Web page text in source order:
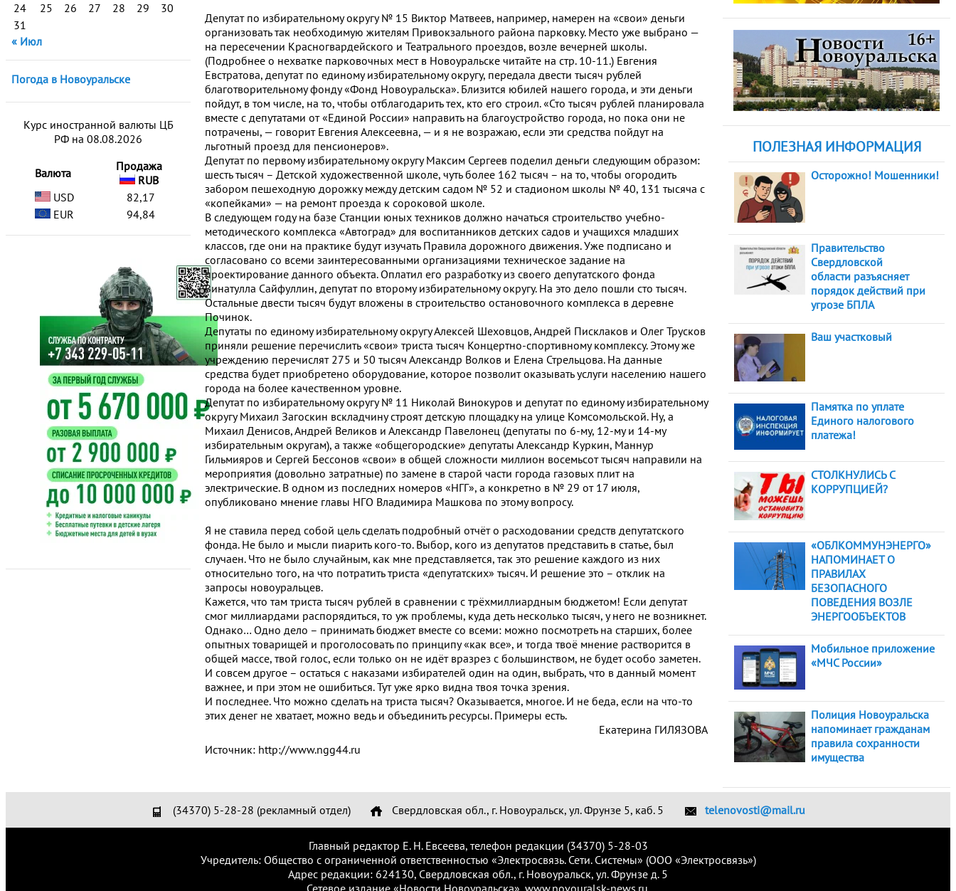
24
25 26 27 28 29
30
31
« Июл
Погода в Новоуральске
Курс иностранной валюты ЦБ
РФ на 08.08.2026
Валюта
Продажа
RUB
USD
82,17
EUR
94,84
Депутат по избирательному округу № 15 Виктор Матвеев, например, намерен на «свои» деньги
организовать так необходимую жителям Привокзального района парковку. Место уже выбрано —
на пересечении Красногвардейского и Театрального проездов, возле вечерней школы.
(Подробнее о нехватке парковочных мест в Новоуральске читайте на стр. 10-11.) Евгения
Евстратова, депутат по единому избирательному округу, передала двести тысяч рублей
благотворительному фонду «Фонд Новоуральска». Близится юбилей нашего города, и эти деньги
пойдут, в том числе, на то, чтобы отблагодарить тех, кто его строил. «Сто тысяч рублей планировала
вместе с депутатами от «Единой России» направить на благоустройство города, но пока они не
потрачены, — говорит Евгения Алексеевна, — и я не возражаю, если эти средства пойдут на
льготный проезд для пенсионеров».
Депутат по первому избирательному округу Максим Сергеев поделил деньги следующим образом:
шесть тысяч – Детской художественной школе, чуть более 162 тысяч – на то, чтобы огородить
забором пешеходную дорожку между детским садом № 52 и стадионом школы № 40, 131 тысяча с
«копейками» — на ремонт проезда к сороковой школе.
В следующем году на базе Станции юных техников должно начаться строительство учебно-
методического комплекса «Автоград» для воспитанников детских садов и учащихся младших
классов, где они на практике будут изучать Правила дорожного движения. Уже подписано и
согласовано со всеми заинтересованными организациями техническое задание на
проектирование данного объекта. Оплатил его разработку из своего депутатского фонда
Зинатулла Сайфуллин, депутат по второму избирательному округу. На это дело пошли сто тысяч.
Остальные двести тысяч будут вложены в строительство остановочного комплекса в деревне
Починок.
Депутаты по единому избирательному округу Алексей Шеховцов, Андрей Писклаков и Олег Трусков
приняли решение перечислить «свои» триста тысяч Концертно-спортивному комплексу. Этому же
учреждению перечислят 275 и 50 тысяч Александр Волков и Елена Стрельцова. На данные
средства будет приобретено оборудование, которое позволит оказывать услуги населению нашего
города на более качественном уровне.
Депутат по избирательному округу № 11 Николай Винокуров и депутат по единому избирательному
округу Михаил Загоскин вскладчину строят детскую площадку на улице Комсомольской. Ну, а
Михаил Денисов, Андрей Великов и Александр Павелонец (депутаты по 6-му, 12-му и 14-му
избирательным округам), а также «общегородские» депутаты Александр Куркин, Маннур
Гильмияров и Сергей Бессонов «свои» в общей сложности миллион восемьсот тысяч направили на
мероприятия (довольно затратные) по замене в старой части города газовых плит на
электрические. В одном из последних номеров «НГГ», а конкретно в № 29 от 17 июля,
опубликовано мнение главы НГО Владимира Машкова по этому вопросу.
Я не ставила перед собой цель сделать подробный отчёт о расходовании средств депутатского
фонда. Не было и мысли пиарить кого-то. Выбор, кого из депутатов представить в статье, был
случаен. Что не было случайным, как мне представляется, так это решение каждого из них
относительно того, на что потратить триста «депутатских» тысяч. И решение это – отклик на
запросы новоуральцев.
Кажется, что там триста тысяч рублей в сравнении с трёхмиллиардным бюджетом! Если депутат
смог миллиардами распорядиться, то уж проблемы, куда деть несколько тысяч, у него не возникнет.
Однако… Одно дело – принимать бюджет вместе со всеми: можно посмотреть на старших, более
опытных товарищей и проголосовать по принципу «как все», и тогда твоё мнение растворится в
общей массе, твой голос, если только он не идёт вразрез с большинством, не будет особо заметен.
И совсем другое – остаться с наказами избирателей один на один, выбрать, что в данный момент
важнее, и при этом не ошибиться. Тут уже ярко видна твоя точка зрения.
И последнее. Что можно сделать на триста тысяч? Оказывается, многое. И не беда, если на что-то
этих денег не хватает, можно ведь и объединить ресурсы. Примеры есть.
Екатерина ГИЛЯЗОВА
Источник: http://www.ngg44.ru
ПОЛЕЗНАЯ ИНФОРМАЦИЯ
Осторожно! Мошенники!
Правительство
Свердловской
области разъясняет
порядок действий при
угрозе БПЛА
Ваш участковый
Памятка по уплате
Единого налогового
платежа!
СТОЛКНУЛИСЬ С
КОРРУПЦИЕЙ?
«ОБЛКОММУНЭНЕРГО»
НАПОМИНАЕТ О
ПРАВИЛАХ
БЕЗОПАСНОГО
ПОВЕДЕНИЯ ВОЗЛЕ
ЭНЕРГООБЪЕКТОВ
Мобильное приложение
«МЧС России»
Полиция Новоуральска
напоминает гражданам
правила сохранности
имущества
(34370) 5-28-28 (рекламный отдел) Свердловская обл., г. Новоуральск, ул. Фрунзе 5, каб. 5 telenovosti@mail.ru
Главный редактор Е. Н. Евсеева, телефон редакции (34370) 5-28-03
Учредитель: Общество с ограниченной ответственностью «Электросвязь. Сети. Системы» (ООО «Электросвязь»)
Адрес редакции: 624130, Свердловская обл., г. Новоуральск, ул. Фрунзе д. 5